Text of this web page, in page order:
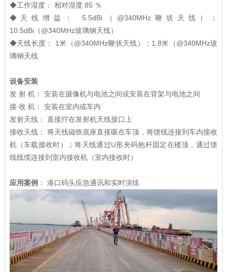
◆工作湿度： 相对湿度 85 ％
◆天线增益： 5.5dBi（@340MHz鞭状天线）；
10.5dBi（@340MHz玻璃钢天线）
◆天线长度： 1米（@340MHz鞭状天线）；1.8米（@340MHz玻
璃钢天线
设备安装
发 射 机： 安装在摄像机与电池之间或安装在背架与电池之间
接 收 机： 安装在室内或车内
发射天线： 直接拧在发射机天线接口上
接收天线： 将天线磁铁底座直接吸在车顶，将馈线连接到车内接收
机（车载接收时）；将天线通过U形夹码抱杆固定在楼顶，通过馈
线线缆连接到室内接收机（室内接收时）
应用案例 ： 港口码头应急通讯和实时演练